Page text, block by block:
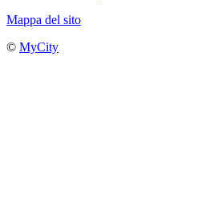
Mappa del sito
© MyCity